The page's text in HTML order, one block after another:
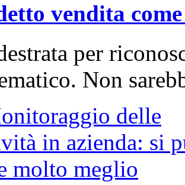
vendita
per
Non